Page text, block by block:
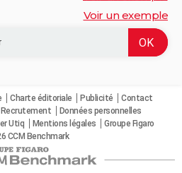
Voir un exemple
Charte éditoriale Publicité
Contact
Recrutement
Données personnelles
Utiq Mentions légales
Groupe Figaro
CCM Benchmark